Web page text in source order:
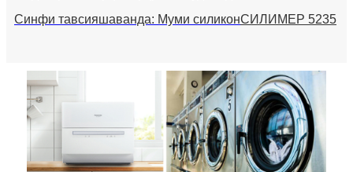
Синфи тавсияшаванда: Муми силиконСИЛИМЕР 5235